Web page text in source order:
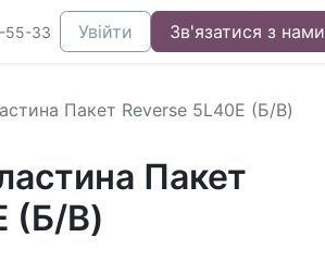
55-33 Увійти Зв'язатися з нами
Пакет Reverse 5L40E (Б/В)
Пакет
(Б/В)